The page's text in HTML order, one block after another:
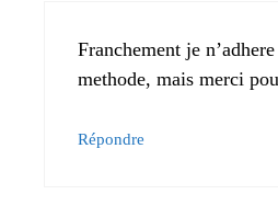
Franchement je
methode, mais merci
Répondre